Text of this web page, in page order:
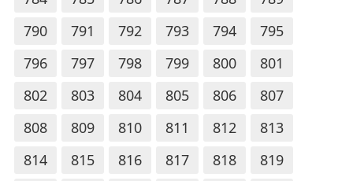
790
791 792 793 794
795
796
797 798 799 800
801
802
803 804 805 806
807
808
809 810 811 812
813
814
815 816 817 818
819